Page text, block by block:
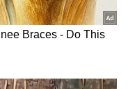
చూపుతుంది.